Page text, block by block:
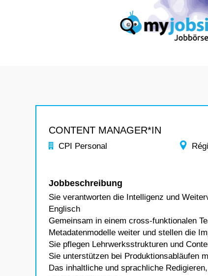
CONTENT MANAGER*IN
CPI Personal
Jobbeschreibung
Sie verantworten die Intelligenz und
Englisch
Gemeinsam in einem cross-funktionalen
Metadatenmodelle weiter und stellen die
Sie pflegen Lehrwerksstrukturen und
Sie unterstützen bei Produktionsabläufen
Das inhaltliche und sprachliche